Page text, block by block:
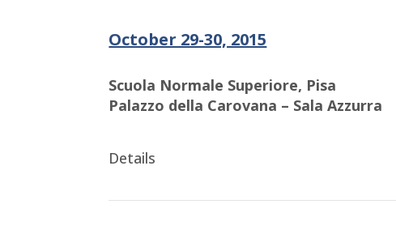
October 29-30, 2015
Scuola Normale Superiore, Pisa
Palazzo della Carovana – Sala Azzurra
Details